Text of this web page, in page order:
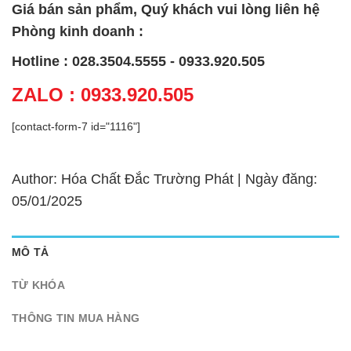
Giá bán sản phẩm, Quý khách vui lòng liên hệ
Phòng kinh doanh :
Hotline : 028.3504.5555 - 0933.920.505
ZALO : 0933.920.505
[contact-form-7 id="1116"]
Author: Hóa Chất Đắc Trường Phát | Ngày đăng:
05/01/2025
MÔ TẢ
TỪ KHÓA
THÔNG TIN MUA HÀNG